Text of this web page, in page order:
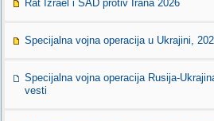
Rat Izrael i SAD protiv Irana 2026
Specijalna vojna operacija u Ukrajini,
Specijalna vojna operacija Rusija-
vesti